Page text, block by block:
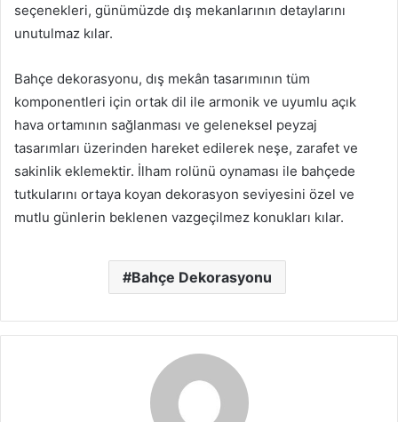
seçenekleri, günümüzde dış mekanlarının detaylarını
unutulmaz kılar.
Bahçe dekorasyonu, dış mekân tasarımının tüm
komponentleri için ortak dil ile armonik ve uyumlu açık
hava ortamının sağlanması ve geleneksel peyzaj
tasarımları üzerinden hareket edilerek neşe, zarafet ve
sakinlik eklemektir. İlham rolünü oynaması ile bahçede
tutkularını ortaya koyan dekorasyon seviyesini özel ve
mutlu günlerin beklenen vazgeçilmez konukları kılar.
Bahçe Dekorasyonu